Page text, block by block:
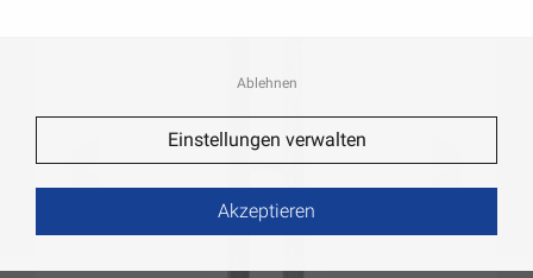
Ablehnen
Einstellungen verwalten
Akzeptieren